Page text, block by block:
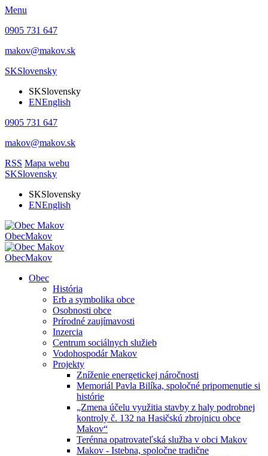
Menu
0905 731 647
makov@makov.sk
SKSlovensky
SKSlovensky
ENEnglish
0905 731 647
makov@makov.sk
RSS Mapa webu
SKSlovensky
SKSlovensky
ENEnglish
ObecMakov
ObecMakov
Obec
História
Erb a symbolika obce
Osobnosti obce
Prírodné zaujímavosti
Inzercia
Centrum sociálnych služieb
Vodohospodár Makov
Projekty
Zníženie energetickej náročnosti
Memoriál Pavla Bilíka, spoločné pripomenutie si
histórie
„Zmena účelu využitia stavby z haly podrobnej
kontroly č. 132 na Hasičskú zbrojnicu obce
Makov“
Terénna opatrovateľská služba v obci Makov
Makov - Istebna, spoločne tradične